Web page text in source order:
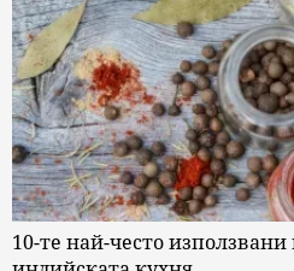
10-те най-често